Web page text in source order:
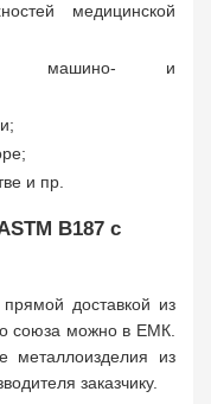
медицинской
машино- и
и пр.
B187 с
доставкой из
союза можно в ЕМК.
металлоизделия из
заказчику.